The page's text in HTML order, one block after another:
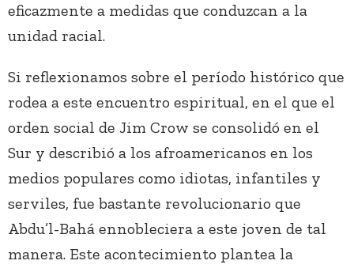
eficazmente a medidas que conduzcan a la
unidad racial.
Si reflexionamos sobre el período histórico que
rodea a este encuentro espiritual, en el que el
orden social de Jim Crow se consolidó en el
Sur y describió a los afroamericanos en los
medios populares como idiotas, infantiles y
serviles, fue bastante revolucionario que
Abdu’l-Bahá ennobleciera a este joven de tal
manera. Este acontecimiento plantea la